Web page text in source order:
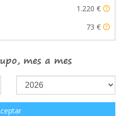
1.220 €
73 €
mes a mes